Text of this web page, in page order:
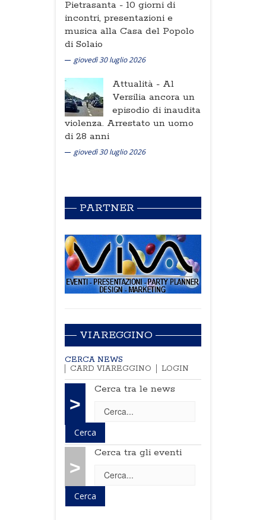
Pietrasanta - 10 giorni di
incontri, presentazioni e
musica alla Casa del Popolo
di Solaio
giovedì 30 luglio 2026
Attualità - Al
Versilia ancora un
episodio di inaudita
violenza. Arrestato un uomo
di 28 anni
giovedì 30 luglio 2026
PARTNER
VIAREGGINO
CERCA NEWS
CARD VIAREGGINO
LOGIN
>
Cerca tra le news
>
Cerca tra gli eventi